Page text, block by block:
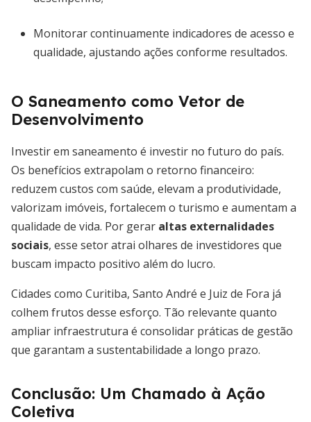
Monitorar continuamente indicadores de acesso e
qualidade, ajustando ações conforme resultados.
O Saneamento como Vetor de
Desenvolvimento
Investir em saneamento é investir no futuro do país.
Os benefícios extrapolam o retorno financeiro:
reduzem custos com saúde, elevam a produtividade,
valorizam imóveis, fortalecem o turismo e aumentam a
qualidade de vida. Por gerar altas externalidades
sociais, esse setor atrai olhares de investidores que
buscam impacto positivo além do lucro.
Cidades como Curitiba, Santo André e Juiz de Fora já
colhem frutos desse esforço. Tão relevante quanto
ampliar infraestrutura é consolidar práticas de gestão
que garantam a sustentabilidade a longo prazo.
Conclusão: Um Chamado à Ação
Coletiva